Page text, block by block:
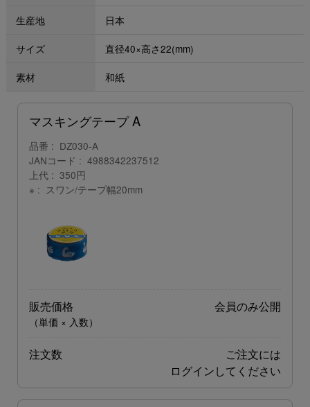
生産地 日本
サイズ 直径40×高さ22(mm)
素材 和紙
マスキングテープ A
品番
DZ030-A
JANコード
4988342237512
上代
350円
※
スワン/テープ幅20mm
販売価格
（単価 × 入数）
会員のみ公開
注文数
ご注文には
ログインしてください